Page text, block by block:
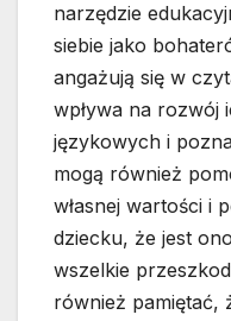
narzędzie
siebie jako
angażują się w
wpływa na rozwój
językowych i
mogą również
własnej wartości i
dziecku, że jest
wszelkie
również pamiętać,